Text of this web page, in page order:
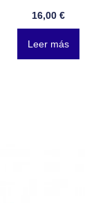
16,00 €
Leer más